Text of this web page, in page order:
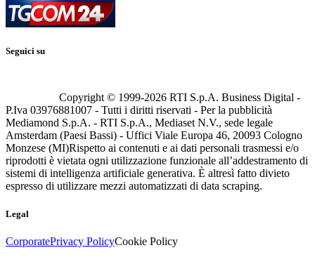
Seguici su
Copyright © 1999-2026 RTI S.p.A. Business Digital -
P.Iva 03976881007 - Tutti i diritti riservati - Per la pubblicità
Mediamond S.p.A. - RTI S.p.A., Mediaset N.V., sede legale
Amsterdam (Paesi Bassi) - Uffici Viale Europa 46, 20093 Cologno
Monzese (MI)Rispetto ai contenuti e ai dati personali trasmessi e/o
riprodotti è vietata ogni utilizzazione funzionale all’addestramento di
sistemi di intelligenza artificiale generativa. È altresì fatto divieto
espresso di utilizzare mezzi automatizzati di data scraping.
Legal
CorporatePrivacy PolicyCookie Policy